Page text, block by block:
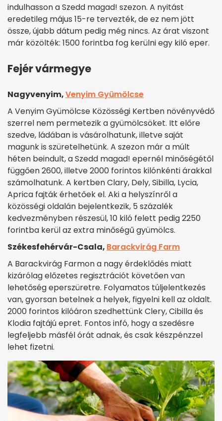
indulhasson a Szedd magad! szezon. A nyitást
eredetileg május 15-re tervezték, de ez nem jött
össze, újabb dátum pedig még nincs. Az árat viszont
már közölték: 1500 forintba fog kerülni egy kiló eper.
Fejér vármegye
Nagyvenyim,Venyim Gyümölcse
A Venyim Gyümölcse Közösségi Kertben növényvédő
szerrel nem permetezik a gyümölcsöket. Itt előre
szedve, ládában is vásárolhatunk, illetve saját
magunk is szüretelhetünk. A szezon már a múlt
héten beindult, a Szedd magad! epernél minőségétől
függően 2600, illetve 2000 forintos kilónkénti árakkal
számolhatunk. A kertben Clary, Dely, Sibilla, Lycia,
Aprica fajták érhetőek el. Aki a helyszínről a
közösségi oldalán bejelentkezik, 5 százalék
kedvezményben részesül, 10 kiló felett pedig 2250
forintba kerül az extra minőségű gyümölcs.
Székesfehérvár-Csala, Barackvirág Farm
A Barackvirág Farmon a nagy érdeklődés miatt
kizárólag előzetes regisztrációt követően van
lehetőség eperszüretre. Folyamatos túljelentkezés
van, gyorsan betelnek a helyek, figyelni kell az oldalt.
2000 forintos kilóáron szedhettünk Clery, Cibilla és
Klodia fajtájú epret. Fontos infó, hogy a szedésre
legfeljebb másfél órát adnak, és csak készpénzzel
lehet fizetni.